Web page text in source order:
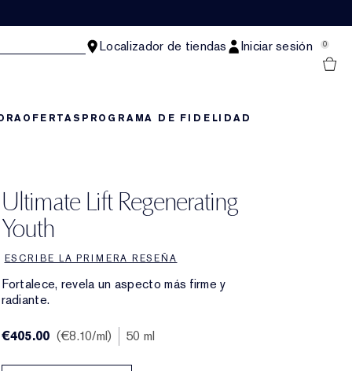
Localizador de tiendas Iniciar sesión 0
OFERTAS PROGRAMA DE FIDELIDAD
Ultimate Lift Regenerating
Youth
ESCRIBE LA PRIMERA RESEÑA
Fortalece, revela un aspecto más firme y
radiante.
€405.00 €8.10/ml 50 ml